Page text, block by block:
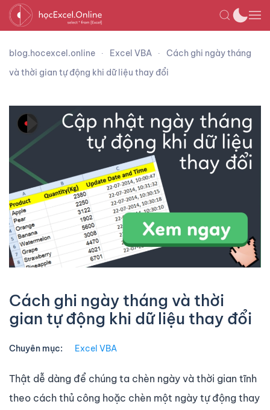
blog.hocexcel.online Excel VBA
Cách ghi ngày tháng
và thời gian tự động khi dữ liệu thay đổi
Cách ghi ngày tháng và thời
gian tự động khi dữ liệu thay đổi
Chuyên mục: Excel VBA
Thật dễ dàng để chúng ta chèn ngày và thời gian tĩnh
theo cách thủ công hoặc chèn một ngày tự động thay